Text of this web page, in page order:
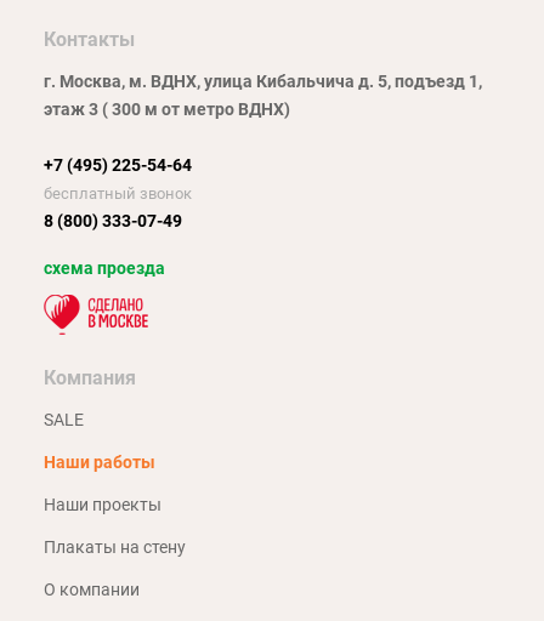
Контакты
г. Москва, м. ВДНХ, улица Кибальчича д. 5, подъезд 1,
этаж 3 ( 300 м от метро ВДНХ)
+7 (495) 225-54-64
бесплатный звонок
8 (800) 333-07-49
схема проезда
Компания
SALE
Наши работы
Наши проекты
Плакаты на стену
О компании